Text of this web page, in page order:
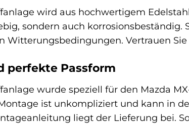
wird aus hochwertigem
sondern auch korrosionsbeständig.
Witterungsbedingungen. Vertrauen
perfekte Passform
wurde speziell für den Mazda
ist unkompliziert und kann in
liegt der Lieferung bei.